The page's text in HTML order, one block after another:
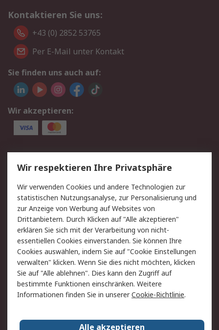
Kontaktieren Sie uns:
+43 (0) 2852 53765
Per E-Mail unter Kontakt
Sie finden uns auch auf:
Wir akzeptieren:
Service
Value Added Services
Lieferlösungen
Rücksendung/Entsorgung Kontakt
Hilfe
Rechtliches
RS Verkaufs- und
Lieferbedingungen
Datenschutz
Cookie-Richtlinie
Zahlungsbedingungen
Impressum
Webseite Konditionen
RS weltweit
Wir respektieren Ihre Privatsphäre
Wir verwenden Cookies und andere Technologien zur
statistischen Nutzungsanalyse, zur Personalisierung und
zur Anzeige von Werbung auf Websites von
Drittanbietern. Durch Klicken auf "Alle akzeptieren"
erklären Sie sich mit der Verarbeitung von nicht-
essentiellen Cookies einverstanden. Sie können Ihre
Cookies auswählen, indem Sie auf "Cookie Einstellungen
verwalten" klicken. Wenn Sie dies nicht möchten, klicken
Sie auf "Alle ablehnen". Dies kann den Zugriff auf
bestimmte Funktionen einschränken. Weitere
Informationen finden Sie in unsererCookie-Richtlinie.
Alle akzeptieren